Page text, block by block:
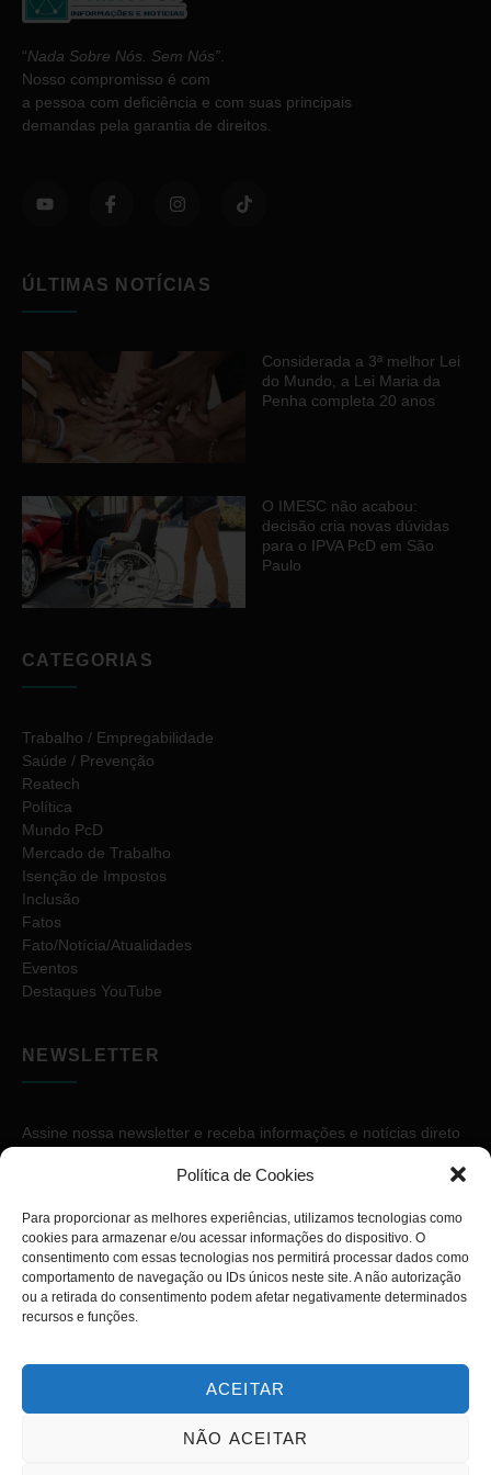
Política de Cookies
Para proporcionar as melhores experiências, utilizamos tecnologias como
cookies para armazenar e/ou acessar informações do dispositivo. O
consentimento com essas tecnologias nos permitirá processar dados como
comportamento de navegação ou IDs únicos neste site. A não autorização
ou a retirada do consentimento podem afetar negativamente determinados
recursos e funções.
ACEITAR
NÃO ACEITAR
“Nada Sobre Nós. Sem Nós”
Nosso compromisso é com
a pessoa com deficiência e com suas principais
demandas pela garantia de direitos.
ÚLTIMAS NOTÍCIAS
Considerada a 3ª melhor Lei
do Mundo, a Lei Maria da
Penha completa 20 anos
O IMESC não acabou:
decisão cria novas dúvidas
para o IPVA PcD em São
Paulo
CATEGORIAS
Trabalho / Empregabilidade
Saúde / Prevenção
Reatech
Política
Mundo PcD
Mercado de Trabalho
Isenção de Impostos
Inclusão
Fatos
Fato/Notícia/Atualidades
Eventos
Destaques YouTube
NEWSLETTER
Assine nossa newsletter e receba informações e notícias direto
Copyright © 2026. Diário PcD. Todos os direitos reservados.